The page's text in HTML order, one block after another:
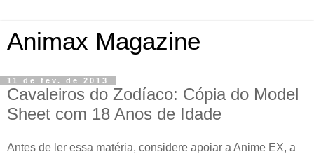
Animax Magazine
11 de fev. de 2013
Cavaleiros do Zodíaco: Cópia do Model
Sheet com 18 Anos de Idade
Antes de ler essa matéria, considere apoiar a Anime EX, a